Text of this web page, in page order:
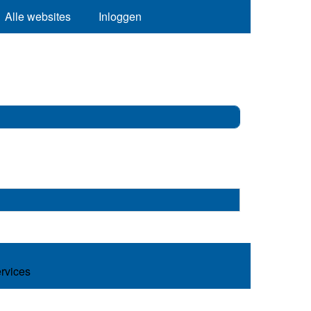
Alle websites Inloggen